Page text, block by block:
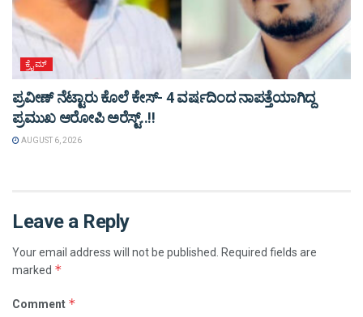
ಕ್ರೈಮ್
ಪ್ರವೀಣ್ ನೆಟ್ಟಾರು ಕೊಲೆ ಕೇಸ್‌- 4 ವರ್ಷದಿಂದ ನಾಪತ್ತೆಯಾಗಿದ್ದ
ಪ್ರಮುಖ ಆರೋಪಿ ಅರೆಸ್ಟ್‌..!!
AUGUST 6, 2026
Leave a Reply
Your email address will not be published.
Required fields are
marked *
Comment *